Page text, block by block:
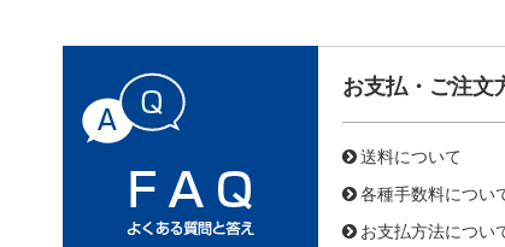
お支払・ご注文
送料について
各種手数料につい
お支払方法につい